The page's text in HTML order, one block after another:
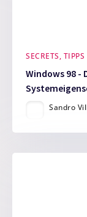
SECRETS,
Windows 98 -
Sandro